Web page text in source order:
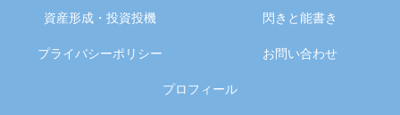
資産形成・投資投機 閃きと能書き
プライバシーポリシー お問い合わせ
プロフィール